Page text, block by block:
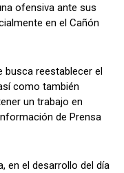
ofensiva ante sus
en el Cañón
busca reestablecer el
como también
un trabajo en
de Prensa
en el desarrollo del día